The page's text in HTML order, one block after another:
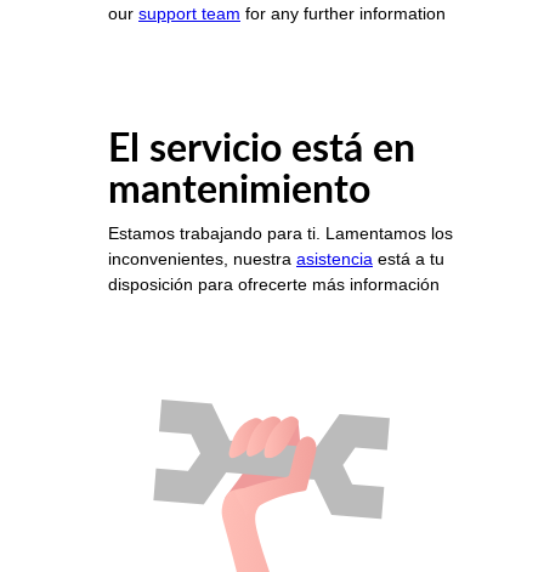
our support team for any further information
El servicio está en
mantenimiento
Estamos trabajando para ti. Lamentamos los
inconvenientes, nuestra asistencia está a tu
disposición para ofrecerte más información